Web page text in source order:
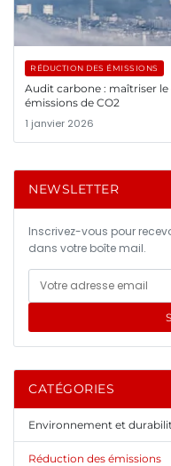
RÉDUCTION DES ÉMISSIONS
Audit carbone : maîtriser
émissions de CO2
1 janvier 2026
NEWSLETTER
Inscrivez-vous pour
dans votre boîte mail.
CATÉGORIES
Environnement et
Réduction des émissions